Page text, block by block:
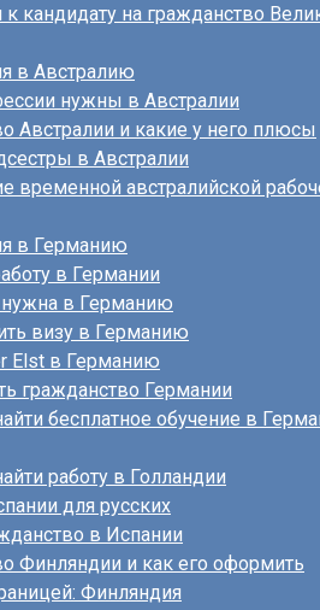
к кандидату на гражданство
в Австралию
нужны в Австралии
Австралии и какие у него плюсы
в Австралии
временной австралийской
в Германию
в Германии
нужна в Германию
визу в Германию
Elst в Германию
гражданство Германии
бесплатное обучение в
работу в Голландии
для русских
в Испании
Финляндии и как его оформить
Финляндия